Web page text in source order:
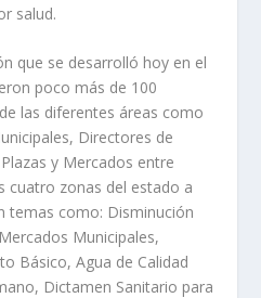
salud.
que se desarrolló hoy en el
poco más de 100
las diferentes áreas como
Directores de
y Mercados entre
cuatro zonas del estado a
temas como: Disminución
Municipales,
Básico, Agua de Calidad
Dictamen Sanitario para